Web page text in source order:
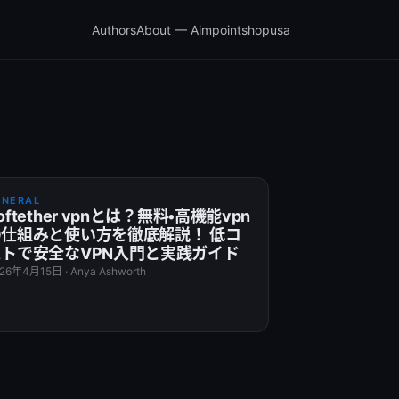
AuthorsAbout — Aimpointshopusa
vpnとは？無料・高機能vpn
組みと使い方を徹底解説！ 低コ
で安全なVPN入門と実践ガイド
年4月15日 · Anya Ashworth